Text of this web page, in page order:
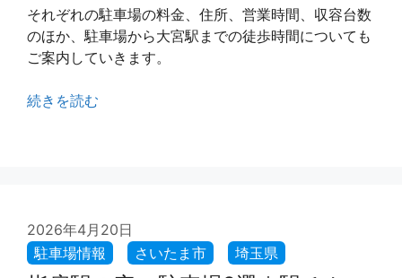
それぞれの駐車場の料金、住所、営業時間、収容台数
のほか、駐車場から大宮駅までの徒歩時間についても
ご案内していきます。
続きを読む
2026年4月20日